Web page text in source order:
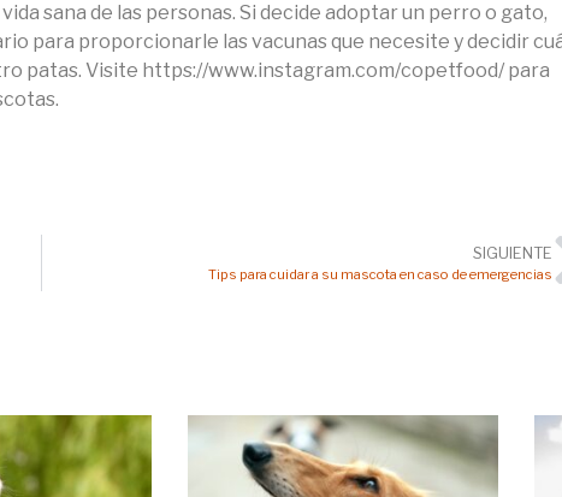
sana de las personas. Si decide adoptar un perro o gato,
para proporcionarle las vacunas que necesite y decidir
patas. Visite https://www.instagram.com/copetfood/ para
SIGUIENTE
Tips para cuidar a su mascota en caso de emergencias